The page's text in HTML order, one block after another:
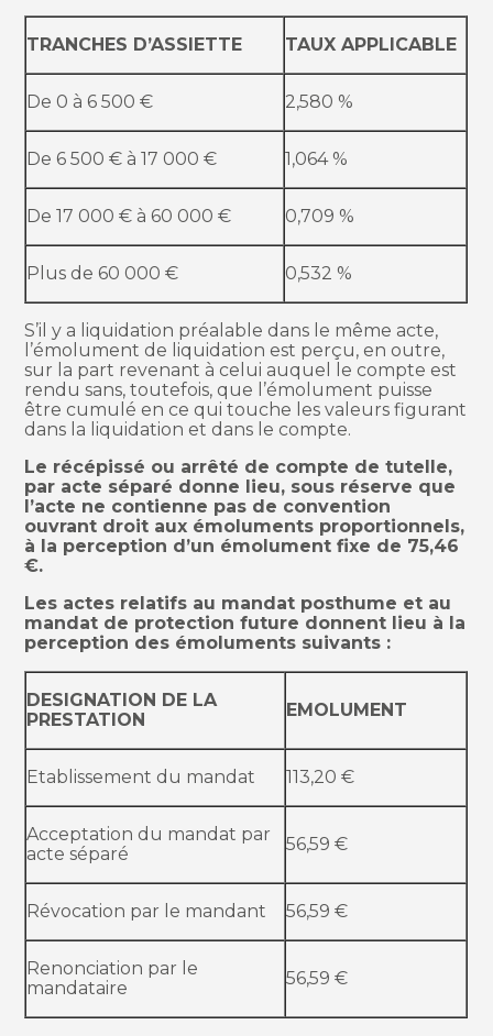
TRANCHES D’ASSIETTE TAUX APPLICABLE
De 0 à 6 500 € 2,580 %
De 6 500 € à 17 000 € 1,064 %
De 17 000 € à 60 000 € 0,709 %
Plus de 60 000 € 0,532 %
S’il y a liquidation préalable dans le même acte,
l’émolument de liquidation est perçu, en outre,
sur la part revenant à celui auquel le compte est
rendu sans, toutefois, que l’émolument puisse
être cumulé en ce qui touche les valeurs figurant
dans la liquidation et dans le compte.
Le récépissé ou arrêté de compte de tutelle,
par acte séparé donne lieu, sous réserve que
l’acte ne contienne pas de convention
ouvrant droit aux émoluments proportionnels,
à la perception d’un émolument fixe de 75,46
€.
Les actes relatifs au mandat posthume et au
mandat de protection future donnent lieu à la
perception des émoluments suivants :
DESIGNATION DE LA
PRESTATION
EMOLUMENT
Etablissement du mandat 113,20 €
Acceptation du mandat par
acte séparé
56,59 €
Révocation par le mandant 56,59 €
Renonciation par le
mandataire
56,59 €